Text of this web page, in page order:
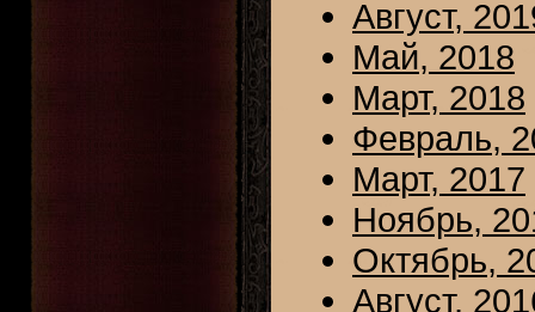
Август,
Май, 2018
Март, 2018
Февраль,
Март, 2017
Ноябрь,
Октябрь,
Август,